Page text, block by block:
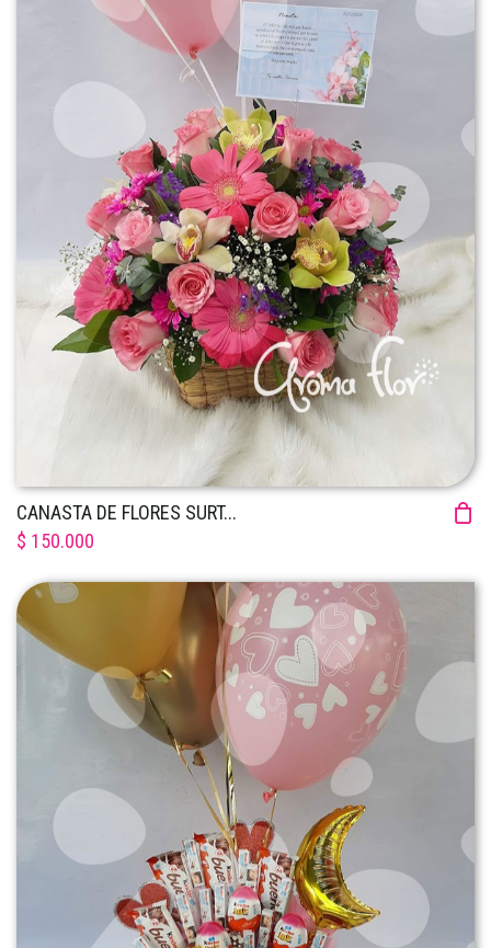
CANASTA DE FLORES SURT...
$ 150.000